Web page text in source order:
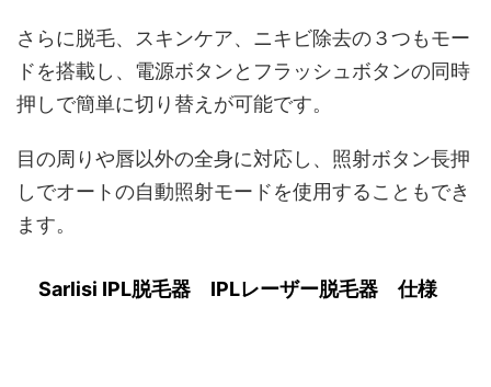
さらに脱毛、スキンケア、ニキビ除去の３つもモー
ドを搭載し、電源ボタンとフラッシュボタンの同時
押しで簡単に切り替えが可能です。
目の周りや唇以外の全身に対応し、照射ボタン長押
しでオートの自動照射モードを使用することもでき
ます。
Sarlisi IPL脱毛器 IPLレーザー脱毛器 仕様